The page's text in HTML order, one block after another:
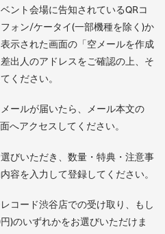
ント会場に告知されているQRコ
ォン/ケータイ(一部機種を除く)か
示された画面の「空メールを作成
出人のアドレスをご確認の上、そ
ください。
ールが届いたら、メール本文の
へアクセスしてください。
びいただき、数量・特典・注意事
容を入力して登録してください。
コード渋谷店での受け取り、もし
)のいずれかをお選びいただけま